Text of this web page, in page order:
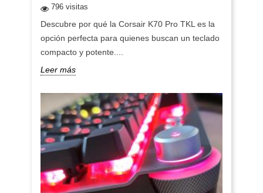
796 visitas
Descubre por qué la Corsair K70 Pro TKL es la
opción perfecta para quienes buscan un teclado
compacto y potente....
Leer más